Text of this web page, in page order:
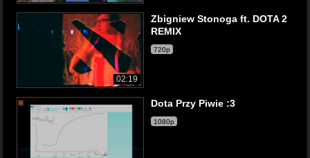
02:19
Zbigniew Stonoga ft. DOTA 2
REMIX
720p
Dota Przy Piwie :3
1080p